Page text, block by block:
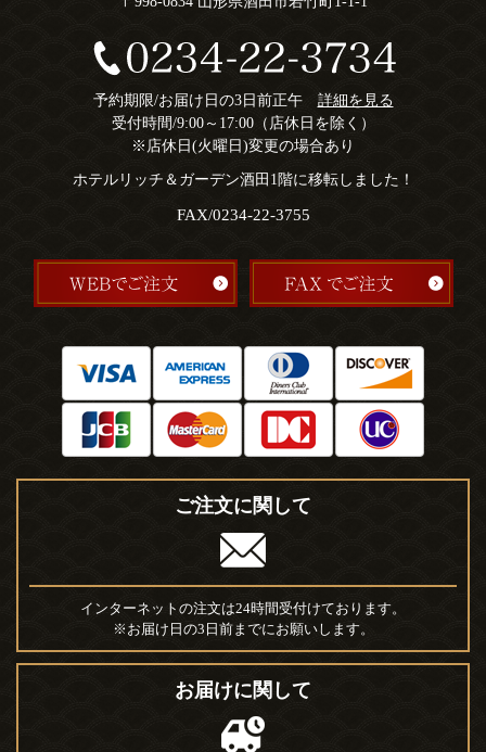
予約期限/お届け日の3日前正午 詳細を見る
受付時間/9:00～17:00（店休日を除く）
※店休日(火曜日)変更の場合あり
ホテルリッチ＆ガーデン酒田1階に移転しました！
FAX/0234-22-3755
ご注文に関して
インターネットの注文は24時間受付けております。
※お届け日の3日前までにお願いします。
お届けに関して